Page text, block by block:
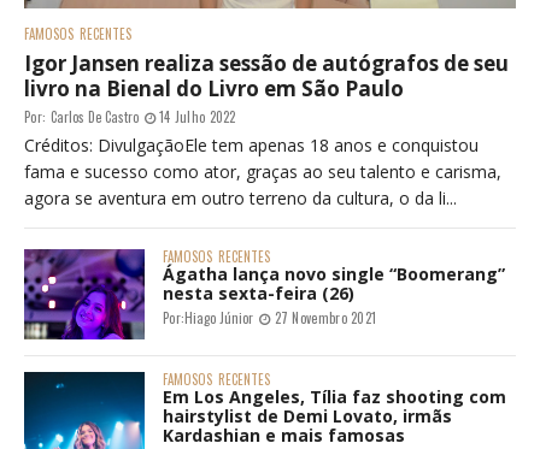
FAMOSOS RECENTES
Igor Jansen realiza sessão de autógrafos de seu
livro na Bienal do Livro em São Paulo
Por: Carlos De Castro 14 Julho 2022
Créditos: DivulgaçãoEle tem apenas 18 anos e conquistou
fama e sucesso como ator, graças ao seu talento e carisma,
agora se aventura em outro terreno da cultura, o da li...
FAMOSOS RECENTES
Ágatha lança novo single “Boomerang”
nesta sexta-feira (26)
Por:Hiago Júnior 27 Novembro 2021
FAMOSOS RECENTES
Em Los Angeles, Tília faz shooting com
hairstylist de Demi Lovato, irmãs
Kardashian e mais famosas